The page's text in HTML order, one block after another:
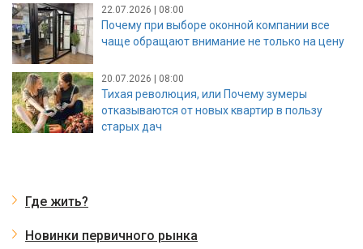
22.07.2026 | 08:00
Почему при выборе оконной компании все
чаще обращают внимание не только на цену
20.07.2026 | 08:00
Тихая революция, или Почему зумеры
отказываются от новых квартир в пользу
старых дач
Где жить?
Новинки первичного рынка